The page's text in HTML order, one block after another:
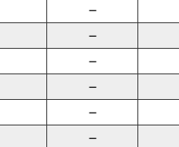
－
－
－
－
－
－